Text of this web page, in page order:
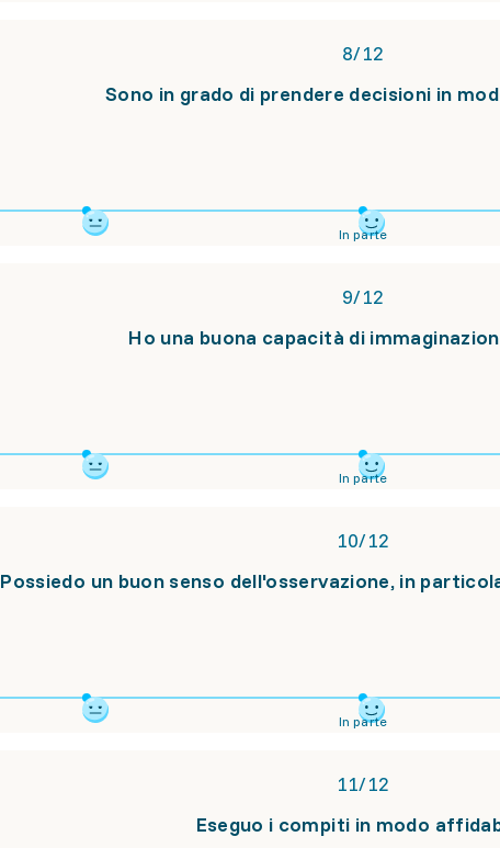
8/12
Sono in grado di prendere decisioni in
In parte
9/12
Ho una buona capacità di
In parte
10/12
Possiedo un buon senso dell'osservazione, in
In parte
11/12
Eseguo i compiti in modo